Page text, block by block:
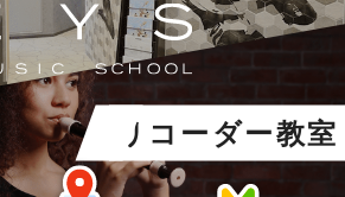
リコーダー教室